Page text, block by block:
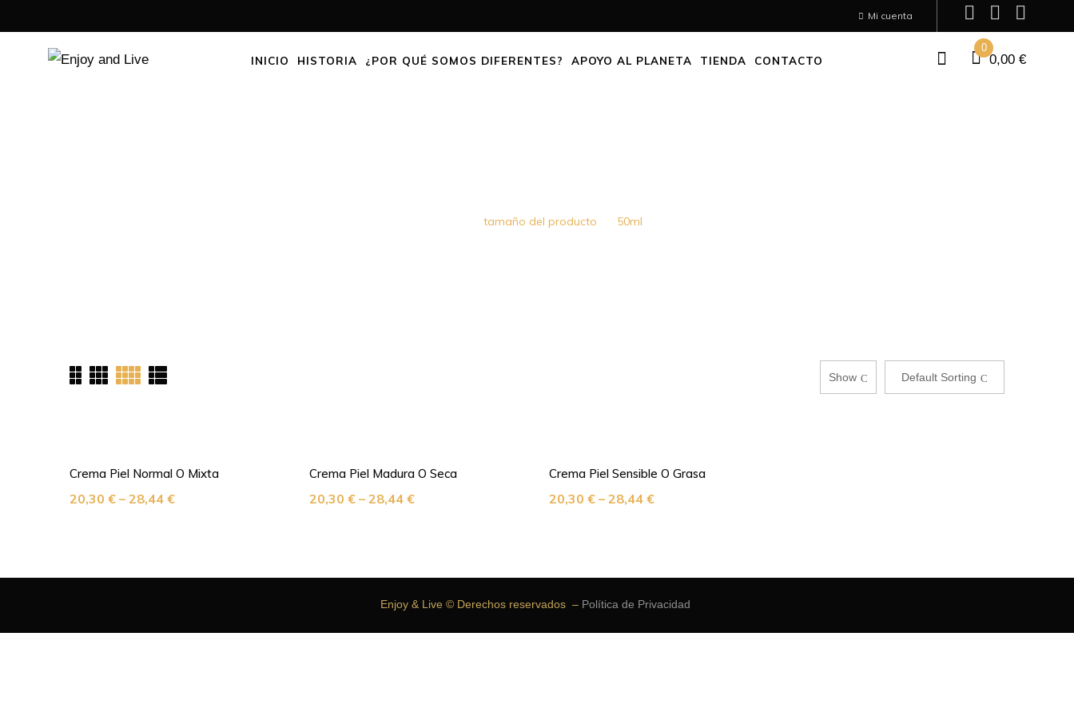
Mi cuenta
INICIO HISTORIA ¿POR QUÉ SOMOS DIFERENTES? APOYO AL PLANETA TIENDA CONTACTO
0
0,00 €
tamaño del producto 50ml
Default Sorting
Show
Crema Piel Normal O Mixta
20,30 € – 28,44 €
Crema Piel Madura O Seca
20,30 € – 28,44 €
Crema Piel Sensible O Grasa
20,30 € – 28,44 €
Enjoy & Live © Derechos reservados – Política de Privacidad